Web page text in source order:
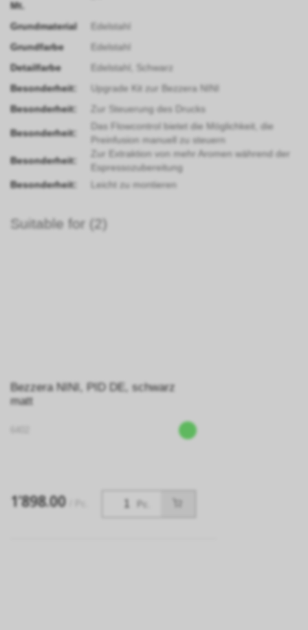
Mt.
Grundmaterial
Edelstahl
Grundfarbe
Edelstahl
Detailfarbe
Edelstahl, Schwarz
Besonderheit:
Upgrade Kit zur Bezzera NINI
Besonderheit:
Zur Steuerung des Drucks
Besonderheit:
Das Flowcontrol bietet die Möglichkeit, die
Preinfusion manuell zu steuern
Besonderheit:
Zur Extraktion von mehr Aromen während der
Espressozubereitung
Besonderheit:
Leicht zu montieren
Suitable for (2)
Bezzera NINI, PID DE, schwarz
matt
Pc.
1’898.00